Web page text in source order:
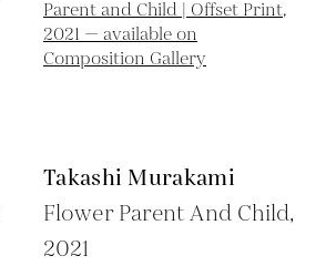
Takashi Murakami
Flower Parent And Child,
2021